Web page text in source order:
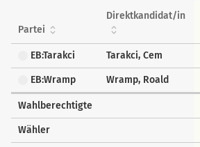
Partei
Direktkandidat/in
EB:Tarakci Tarakci, Cem
EB:Wramp Wramp, Roald
Wahlberechtigte
Wähler